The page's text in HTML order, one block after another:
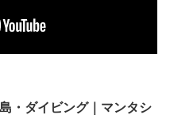
・ダイビング｜マンタシ